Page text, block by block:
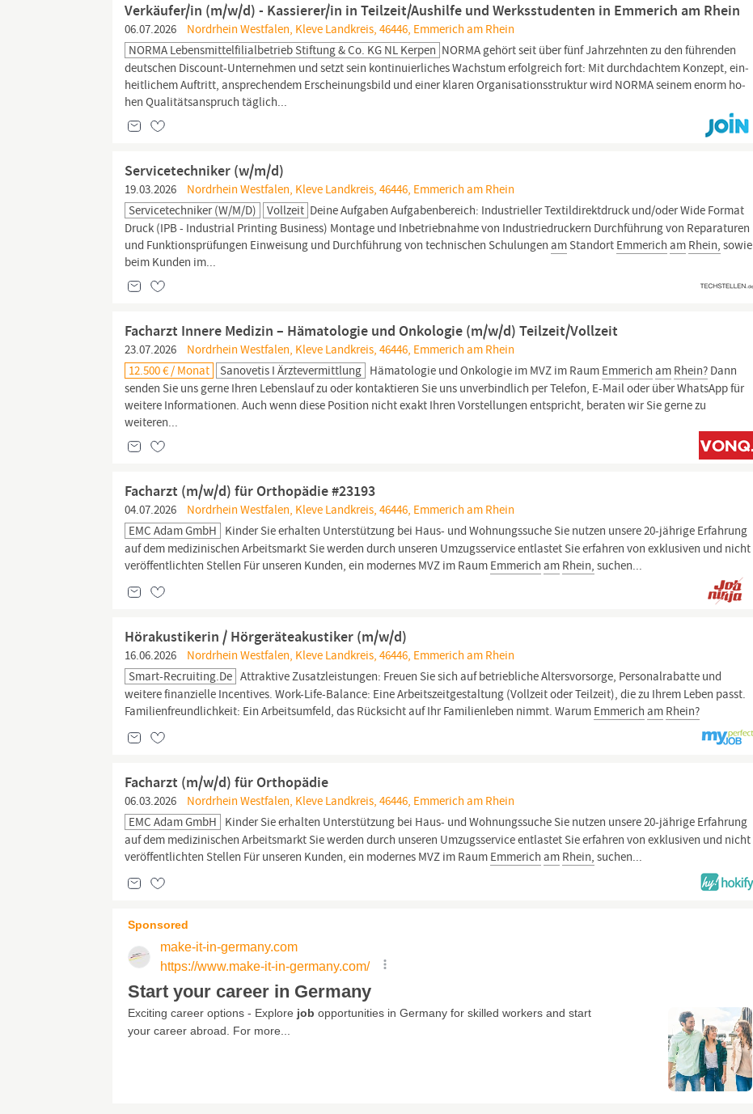
Verkäufer/in (m/w/d) - Kassierer/in in Teilzeit/Aushilfe und Werksstudenten in Emmerich am Rhein
06.07.2026
Nordrhein Westfalen, Kleve Landkreis, 46446, Emmerich am Rhein
NORMA Lebensmittelfilialbetrieb Stiftung & Co. KG NL Kerpen NOR­MA ge­hört seit über fünf Jahr­zehn­ten zu den füh­ren­den
deut­schen Dis­count-Un­ter­neh­men und setzt sein kon­ti­nu­ier­li­ches Wachs­tum er­folg­reich fort: Mit durch­dach­tem Kon­zept, ein­
heit­li­chem Auf­tritt, an­spre­chen­dem Er­schei­nungs­bild und ei­ner kla­ren Or­ga­ni­sa­ti­ons­struk­tur wird NOR­MA sei­nem enorm ho­
hen Qua­li­täts­an­spruch täg­lich...
Servicetechniker (w/m/d)
19.03.2026
Nordrhein Westfalen, Kleve Landkreis, 46446, Emmerich am Rhein
Servicetechniker (w/m/d)
Vollzeit Deine Aufgaben Aufgabenbereich: Industrieller Textildirektdruck und/oder Wide Format
Druck (IPB - Industrial Printing Business) Montage und Inbetriebnahme von Industriedruckern Durchführung von Reparaturen
und Funktionsprüfungen Einweisung und Durchführung von technischen Schulungenam Standort Emmerich am Rhein, sowie
beim Kunden im...
Facharzt Innere Medizin – Hämatologie und Onkologie (m/w/d) Teilzeit/Vollzeit
23.07.2026
Nordrhein Westfalen, Kleve Landkreis, 46446, Emmerich am Rhein
12.500 € / Monat
Sanovetis I Ärztevermittlung Hämatologie und Onkologie im MVZ im Raum Emmerich am Rhein? Dann
senden Sie uns gerne Ihren Lebenslauf zu oder kontaktieren Sie uns unverbindlich per Telefon, E-Mail oder über WhatsApp für
weitere Informationen. Auch wenn diese Position nicht exakt Ihren Vorstellungen entspricht, beraten wir Sie gerne zu
weiteren...
Facharzt (m/w/d) für Orthopädie #23193
04.07.2026
Nordrhein Westfalen, Kleve Landkreis, 46446, Emmerich am Rhein
EMC Adam GmbH Kinder Sie erhalten Unterstützung bei Haus- und Wohnungssuche Sie nutzen unsere 20-jährige Erfahrung
auf dem medizinischen Arbeitsmarkt Sie werden durch unseren Umzugsservice entlastet Sie erfahren von exklusiven und nicht
veröffentlichten Stellen Für unseren Kunden, ein modernes MVZ im Raum Emmerich am Rhein, suchen...
Hörakustikerin / Hörgeräteakustiker (m/w/d)
16.06.2026
Nordrhein Westfalen, Kleve Landkreis, 46446, Emmerich am Rhein
Smart-Recruiting.de Attraktive Zusatzleistungen: Freuen Sie sich auf betriebliche Altersvorsorge, Personalrabatte und
weitere finanzielle Incentives. Work-Life-Balance: Eine Arbeitszeitgestaltung (Vollzeit oder Teilzeit), die zu Ihrem Leben passt.
Familienfreundlichkeit: Ein Arbeitsumfeld, das Rücksicht auf Ihr Familienleben nimmt. Warum Emmerich am Rhein?
Facharzt (m/w/d) für Orthopädie
06.03.2026
Nordrhein Westfalen, Kleve Landkreis, 46446, Emmerich am Rhein
EMC Adam GmbH Kinder Sie erhalten Unterstützung bei Haus- und Wohnungssuche Sie nutzen unsere 20-jährige Erfahrung
auf dem medizinischen Arbeitsmarkt Sie werden durch unseren Umzugsservice entlastet Sie erfahren von exklusiven und nicht
veröffentlichten Stellen Für unseren Kunden, ein modernes MVZ im Raum Emmerich am Rhein, suchen...